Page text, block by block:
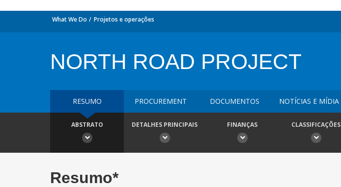
What We Do Projetos e operações
NORTH ROAD PROJECT
RESUMO PROCUREMENT DOCUMENTOS NOTÍCIAS E MÍDIA
ABSTRATO DETALHES PRINCIPAIS FINANÇAS CLASSIFICAÇÕES
Resumo*